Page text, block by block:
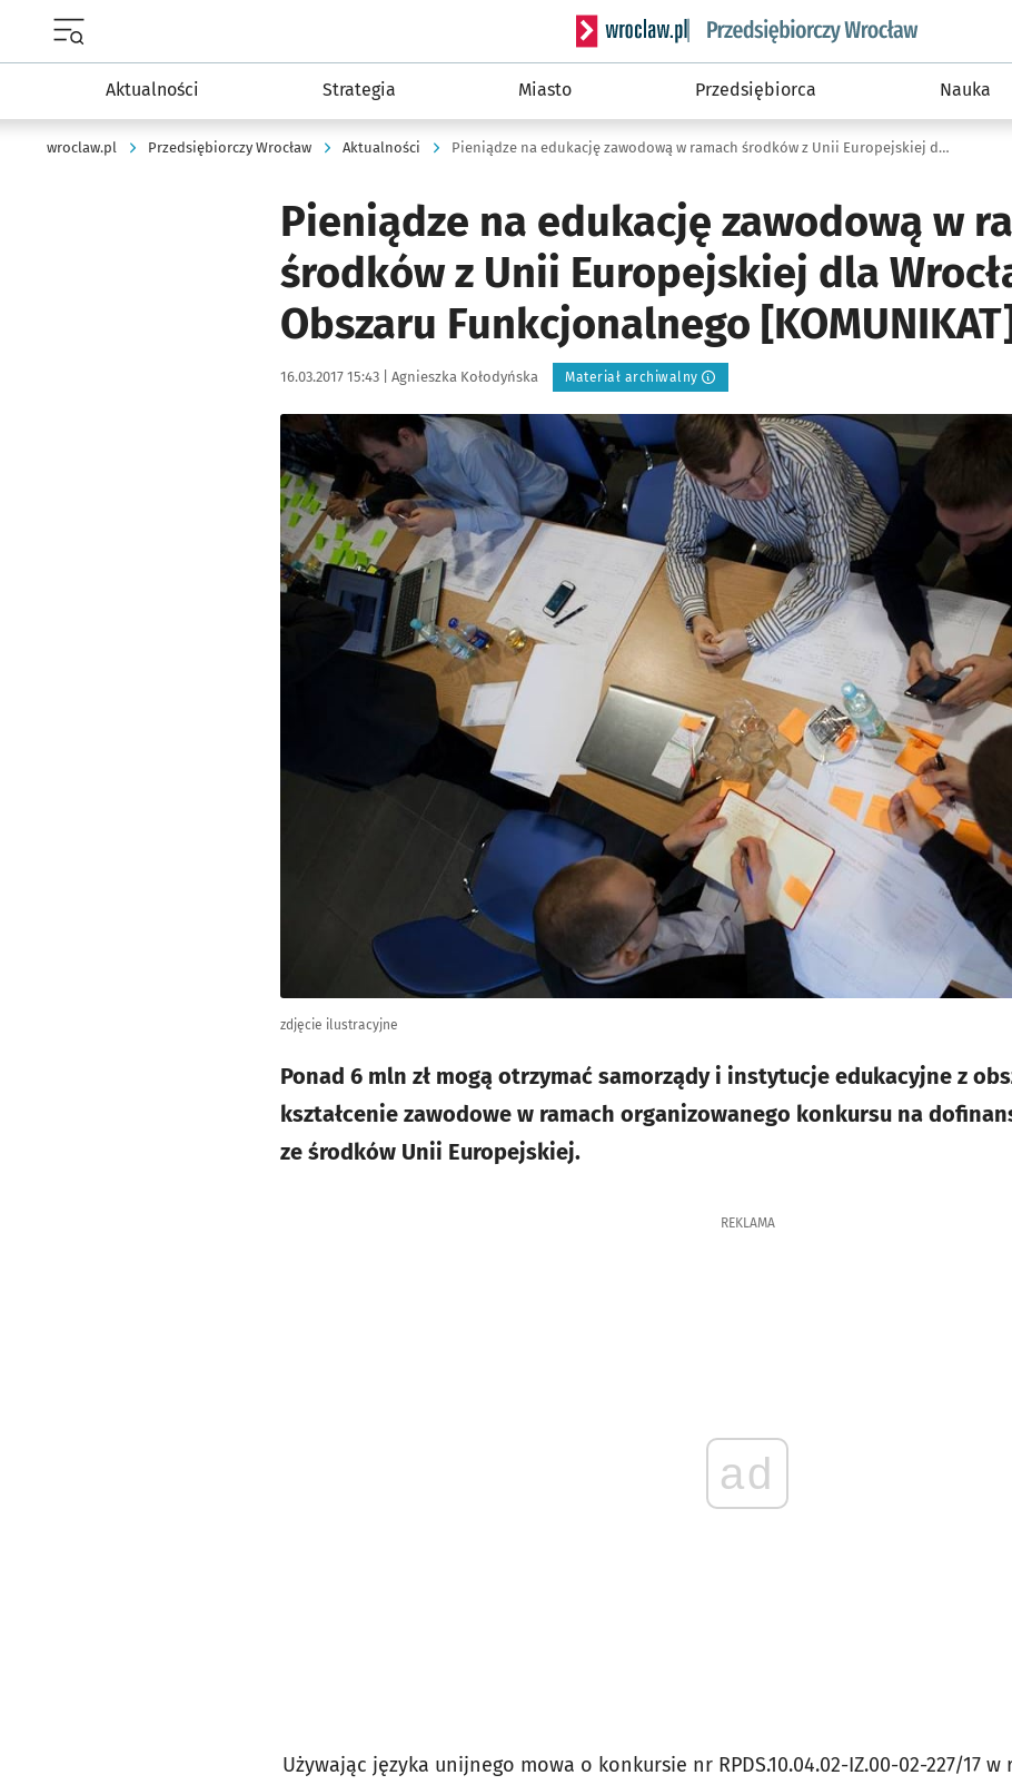
Serwis informacyjny wroclaw.pl podserwis: Strategia
Aktualności Strategia Miasto Przedsiębiorca Nauka
wroclaw.pl Przedsiębiorczy Wrocław Aktualności Pieniądze na edukację zawodową w ramach środków z Unii Europejskiej dla Wrocławskiego Obszaru Funkcjonalnego [KOMUNIKAT]
Pieniądze na edukację zawodową w
środków z Unii Europejskiej dla
Obszaru Funkcjonalnego [KOMUNIKAT]
Data publikacji:
16.03.2017 15:43 | Autor:
Agnieszka Kołodyńska Materiał archiwalny
Kliknij, aby powiększyć
zdjęcie ilustracyjne
Ponad 6 mln zł mogą otrzymać samorządy i instytucje edukacyjne z
kształcenie zawodowe w ramach organizowanego konkursu na
ze środków Unii Europejskiej.
REKLAMA
ad
Używając języka unijnego mowa o konkursie nr RPDS.10.04.02-IZ.00-02-227/17 w